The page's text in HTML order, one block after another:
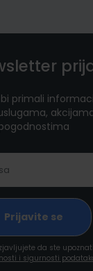
bi primali
da ste
i sigurnosti